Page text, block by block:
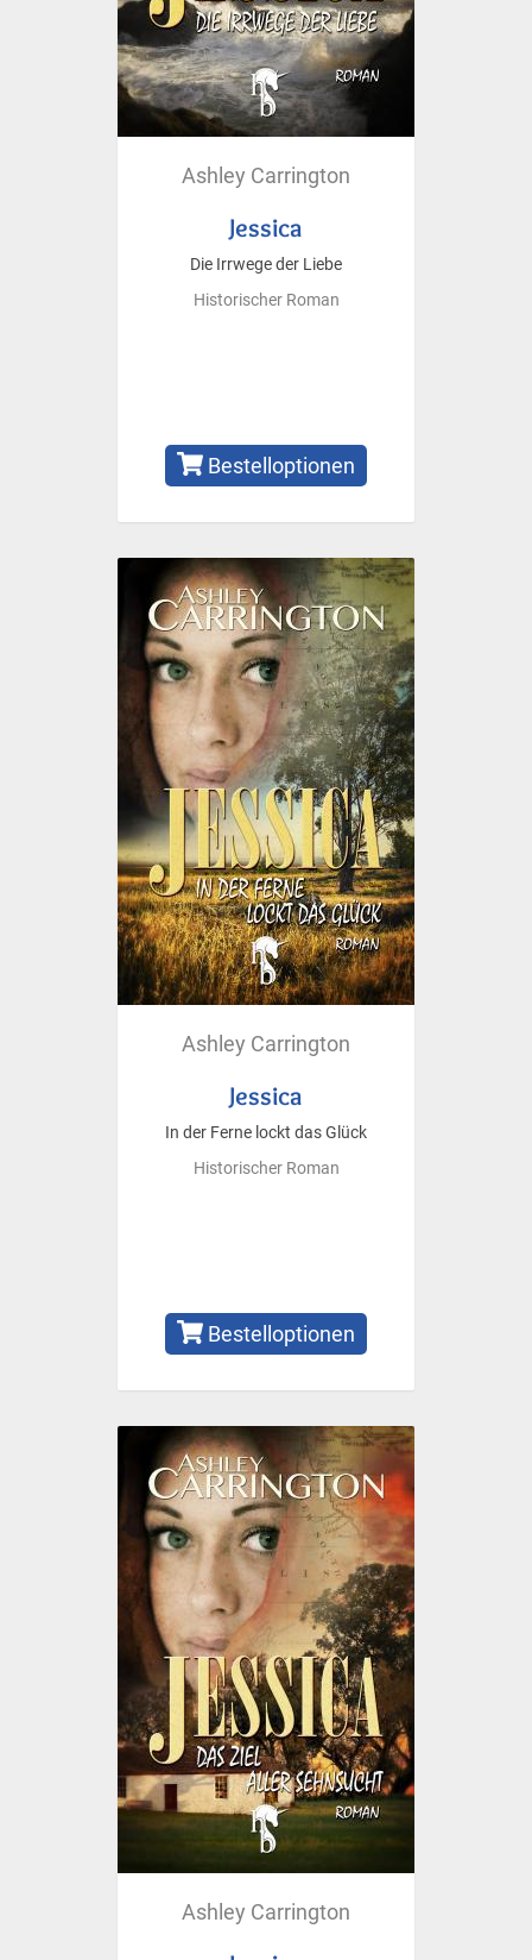
Ashley Carrington
Jessica
Die Irrwege der Liebe
Historischer Roman
Bestelloptionen
Ashley Carrington
Jessica
In der Ferne lockt das Glück
Historischer Roman
Bestelloptionen
Ashley Carrington